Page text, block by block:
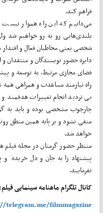
فراهم کند.
می‌دانیم که این راه هموار
بلندی‌هایی رو به رو خواهیم شد
شخصی یعنی مخاطبان فعال و
دایره حضور نویسندگان و منتقدان و
فضای مجازی مرتبط، به توسعه و
راه نیازمند مساعدت و همراهی همه
بی تردید انجام تغییرات
چارچوب مشخصی بوده و باید به
منفی نشود و بر پایه همین منطق
خواهد شد.
منتظر حضور گرمتان در مجله فیلم
پیشنهاد را به جان و دل خریده و
نفرمایید.
کانال تلگرام ماهنامه سینمایی فیلم:
telegram.me/filmmagazine